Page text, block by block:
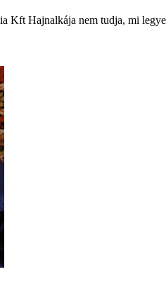
Kft Hajnalkája nem tudja, mi